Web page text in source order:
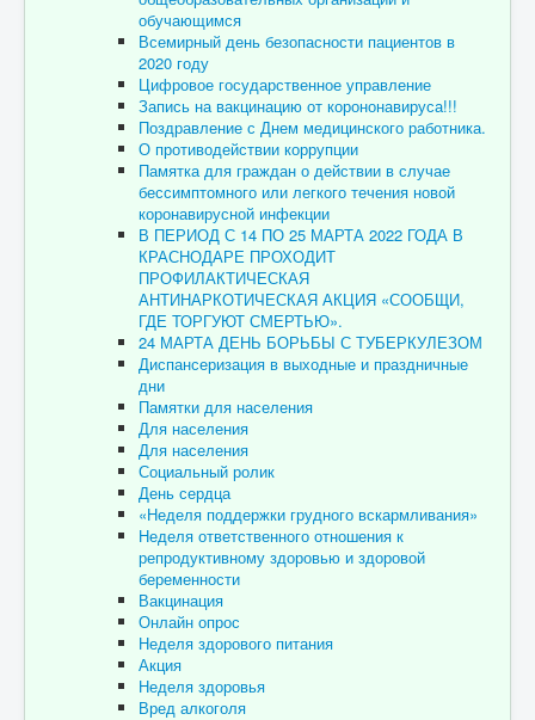
обучающимся
Всемирный день безопасности пациентов в
2020 году
Цифровое государственное управление
Запись на вакцинацию от корононавируса!!!
Поздравление с Днем медицинского работника.
О противодействии коррупции
Памятка для граждан о действии в случае
бессимптомного или легкого течения новой
коронавирусной инфекции
В ПЕРИОД С 14 ПО 25 МАРТА 2022 ГОДА В
КРАСНОДАРЕ ПРОХОДИТ
ПРОФИЛАКТИЧЕСКАЯ
АНТИНАРКОТИЧЕСКАЯ АКЦИЯ «СООБЩИ,
ГДЕ ТОРГУЮТ СМЕРТЬЮ».
24 МАРТА ДЕНЬ БОРЬБЫ С ТУБЕРКУЛЕЗОМ
Диспансеризация в выходные и праздничные
дни
Памятки для населения
Для населения
Для населения
Социальный ролик
День сердца
«Неделя поддержки грудного вскармливания»
Неделя ответственного отношения к
репродуктивному здоровью и здоровой
беременности
Вакцинация
Онлайн опрос
Неделя здорового питания
Акция
Неделя здоровья
Вред алкоголя